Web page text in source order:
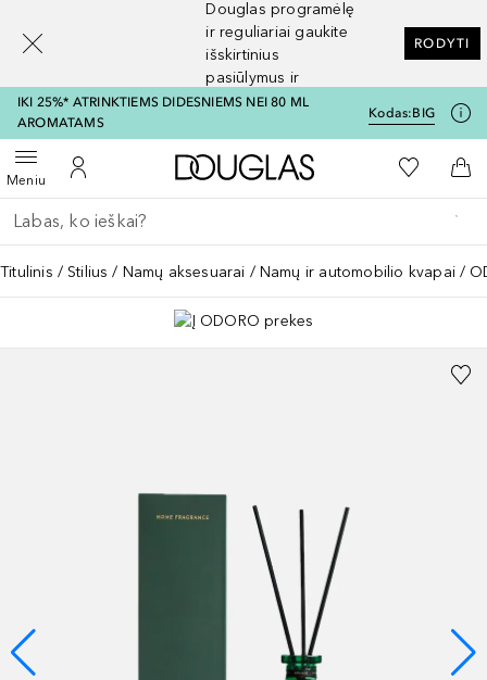
Douglas programėlę
ir reguliariai gaukite
išskirtinius
pasiūlymus ir
nuolaidas
RODYTI
IKI 25%* ATRINKTIEMS DIDESNIEMS NEI 80 ML
AROMATAMS
Kodas:BIG
MeniuAtidaryti meniuĮ mano paskyrą
Į Douglas pagrindinį
Į mano
Į
Grįžk atgal
Vykdykite paiešką
Titulinis Stilius Namų aksesuarai Namų ir automobilio kvapai
[navigation.slideout.screenreader]